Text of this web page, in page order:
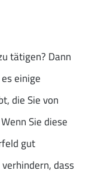
tätigen? Dann
einige
die Sie von
Sie diese
gut
dass